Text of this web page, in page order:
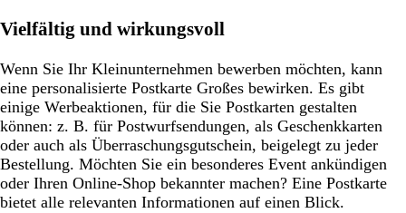
Vielfältig und wirkungsvoll
Wenn Sie Ihr Kleinunternehmen bewerben möchten, kann
eine personalisierte Postkarte Großes bewirken. Es gibt
einige Werbeaktionen, für die Sie Postkarten gestalten
können: z. B. für Postwurfsendungen, als Geschenkkarten
oder auch als Überraschungsgutschein, beigelegt zu jeder
Bestellung. Möchten Sie ein besonderes Event ankündigen
oder Ihren Online-Shop bekannter machen? Eine Postkarte
bietet alle relevanten Informationen auf einen Blick.